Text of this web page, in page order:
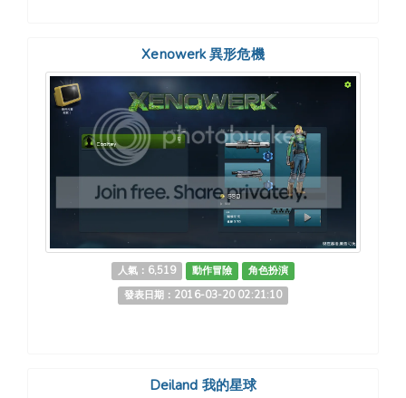
Xenowerk 異形危機
人氣：6,519 動作冒險
角色扮演
發表日期：2016-03-20 02:21:10
Deiland 我的星球